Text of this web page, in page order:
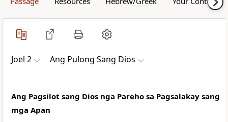
Joel 2 Ang Pulong Sang Dios
Ang Pagsilot sang Dios nga Pareho sa Pagsalakay sang
mga Apan